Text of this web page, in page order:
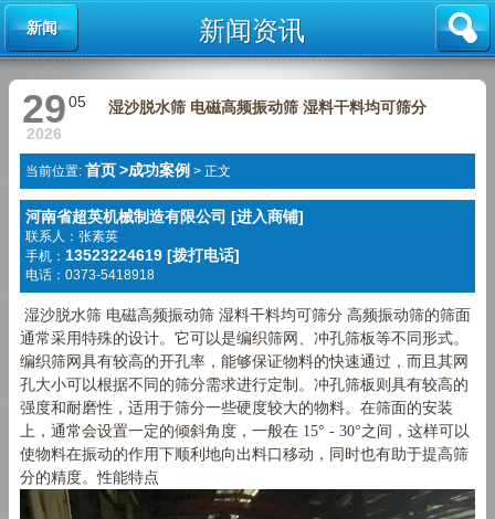
新闻 新闻资讯
05
29
2026
湿沙脱水筛 电磁高频振动筛 湿料干料均可筛分
当前位置: 首页>成功案例 > 正文
河南省超英机械制造有限公司 [进入商铺]
联系人：张素英
手机： 13523224619 [拨打电话]
电话：0373-5418918
湿沙脱水筛 电磁高频振动筛 湿料干料均可筛分 高频振动筛的筛面
通常采用特殊的设计。它可以是编织筛网、冲孔筛板等不同形式。
编织筛网具有较高的开孔率，能够保证物料的快速通过，而且其网
孔大小可以根据不同的筛分需求进行定制。冲孔筛板则具有较高的
强度和耐磨性，适用于筛分一些硬度较大的物料。在筛面的安装
上，通常会设置一定的倾斜角度，一般在 15° - 30°之间，这样可以
使物料在振动的作用下顺利地向出料口移动，同时也有助于提高筛
分的精度。性能特点